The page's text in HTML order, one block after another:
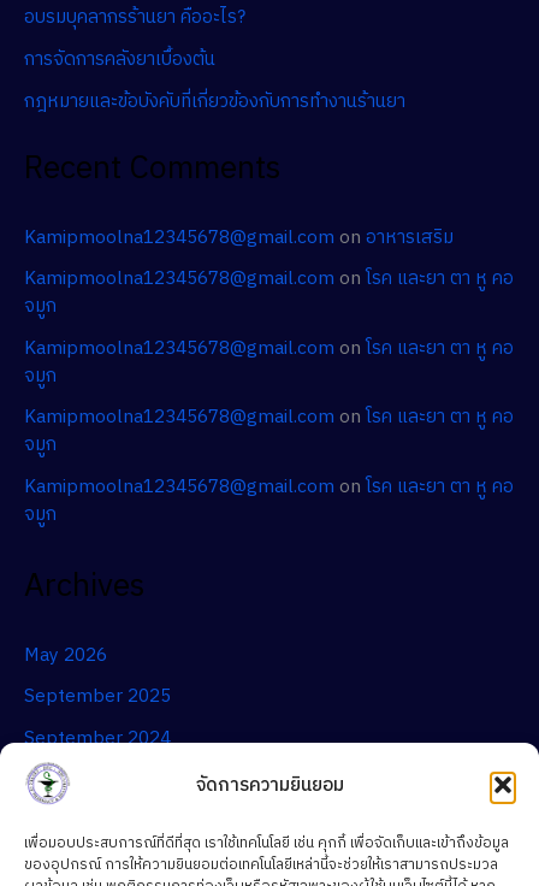
จัดการความยินยอม
เพื่อมอบประสบการณ์ที่ดีที่สุด เราใช้เทคโนโลยี เช่น คุกกี้ เพื่อจัดเก็บและเข้าถึงข้อมูล
ของอุปกรณ์ การให้ความยินยอมต่อเทคโนโลยีเหล่านี้จะช่วยให้เราสามารถประมวล
อบรมบุคลากรร้านยา คืออะไร?
การจัดการคลังยาเบื้องต้น
กฎหมายและข้อบังคับที่เกี่ยวข้องกับการทำงานร้านยา
Recent Comments
Kamipmoolna12345678@gmail.com on อาหารเสริม
Kamipmoolna12345678@gmail.com onโรค และยา ตา หู คอ
จมูก
Kamipmoolna12345678@gmail.com onโรค และยา ตา หู คอ
จมูก
Kamipmoolna12345678@gmail.com onโรค และยา ตา หู คอ
จมูก
Kamipmoolna12345678@gmail.com onโรค และยา ตา หู คอ
จมูก
Archives
May 2026
September 2025
September 2024
Categories
สาระความรู้